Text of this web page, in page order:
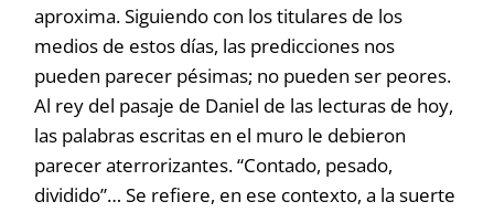
aproxima. Siguiendo con los titulares de los
medios de estos días, las predicciones nos
pueden parecer pésimas; no pueden ser peores.
Al rey del pasaje de Daniel de las lecturas de hoy,
las palabras escritas en el muro le debieron
parecer aterrorizantes. “Contado, pesado,
dividido”… Se refiere, en ese contexto, a la suerte